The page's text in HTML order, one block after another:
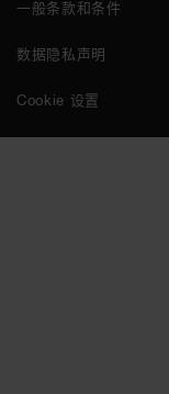
一般条款和条件
数据隐私声明
Cookie 设置